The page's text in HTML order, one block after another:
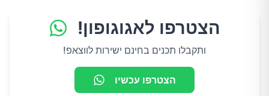
הצטרפו לאגוגופון!
ותקבלו תכנים בחינם ישירות לווצאפ!
הצטרפו עכשיו